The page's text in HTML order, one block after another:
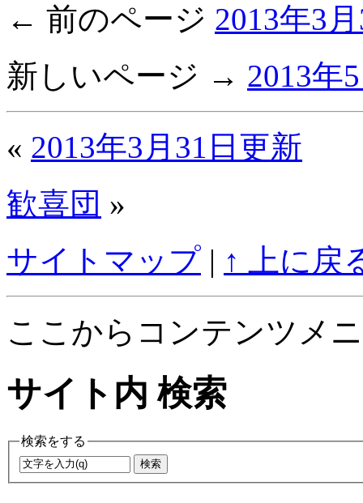
← 前のページ 2013年3
新しいページ → 2013年
« 2013年3月31日更新
歓喜団 »
サイトマップ | ↑ 上に戻
ここからコンテンツメ
サイト内 検索
検索をする